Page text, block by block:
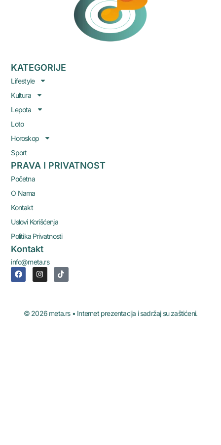
KATEGORIJE
Lifestyle
Kultura
Lepota
Loto
Horoskop
Sport
PRAVA I PRIVATNOST
Početna
O Nama
Kontakt
Uslovi Korišćenja
Politika Privatnosti
Kontakt
info@meta.rs
© 2026 meta.rs • Internet prezentacija i sadržaj su zaštićeni.